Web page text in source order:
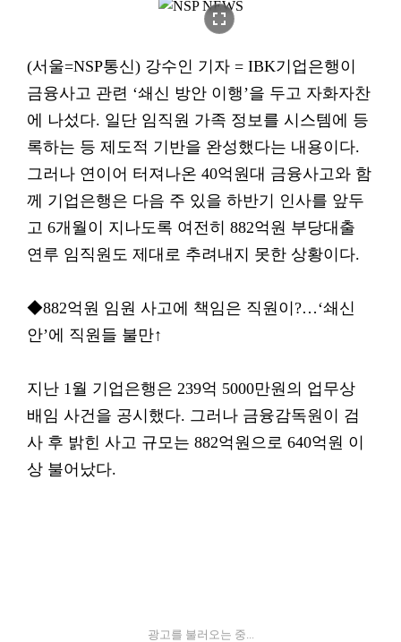
fullscreen
(서울=NSP통신) 강수인 기자 = IBK기업은행이
금융사고 관련 ‘쇄신 방안 이행’을 두고 자화자찬
에 나섰다. 일단 임직원 가족 정보를 시스템에 등
록하는 등 제도적 기반을 완성했다는 내용이다.
그러나 연이어 터져나온 40억원대 금융사고와 함
께 기업은행은 다음 주 있을 하반기 인사를 앞두
고 6개월이 지나도록 여전히 882억원 부당대출
연루 임직원도 제대로 추려내지 못한 상황이다.
◆882억원 임원 사고에 책임은 직원이?…‘쇄신
안’에 직원들 불만↑
지난 1월 기업은행은 239억 5000만원의 업무상
배임 사건을 공시했다. 그러나 금융감독원이 검
사 후 밝힌 사고 규모는 882억원으로 640억원 이
상 불어났다.
광고를 불러오는 중...